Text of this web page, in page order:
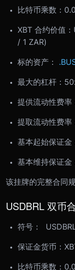
比特币乘数：
XBT 合约价值
/ 1 ZAR)
标的资产：
最大的杠杆：
提供流动性费率
提取流动性费率
基本起始保证金
基本维持保证金
该挂牌的完整合同
USDBRL 双币
符号：
保证金货币：
比特币乘数：